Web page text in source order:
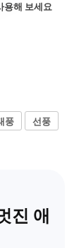
용해 보세요
풍
선풍
진 애